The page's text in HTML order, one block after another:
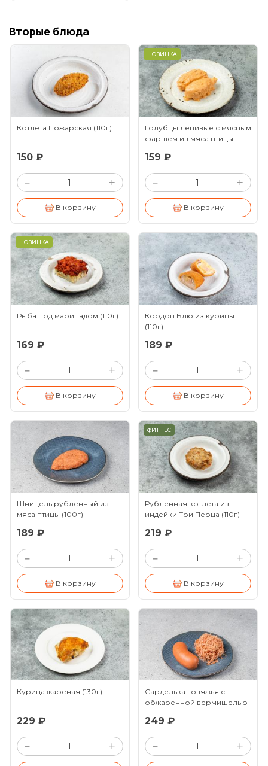
Вторые блюда
Котлета Пожарская (110г)
150 ₽
– +
В корзину
НОВИНКА
Голубцы ленивые с мясным
фаршем из мяса птицы
159 ₽
– +
В корзину
НОВИНКА
Рыба под маринадом (110г)
169 ₽
– +
В корзину
Кордон Блю из курицы
(110г)
189 ₽
– +
В корзину
Шницель рубленный из
мяса птицы (100г)
189 ₽
– +
В корзину
ФИТНЕС
Рубленная котлета из
индейки Три Перца (110г)
219 ₽
– +
В корзину
Курица жареная (130г)
229 ₽
– +
Сарделька говяжья с
обжаренной вермишелью
249 ₽
– +